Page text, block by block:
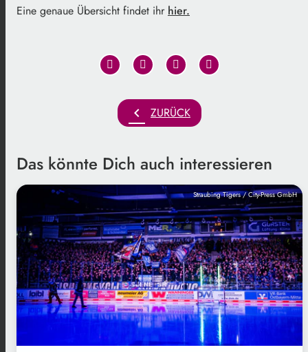
Eine genaue Übersicht findet ihr hier.
chevron_left ZURÜCK
Das könnte Dich auch interessieren
Straubing Tigers / City-Press GmbH